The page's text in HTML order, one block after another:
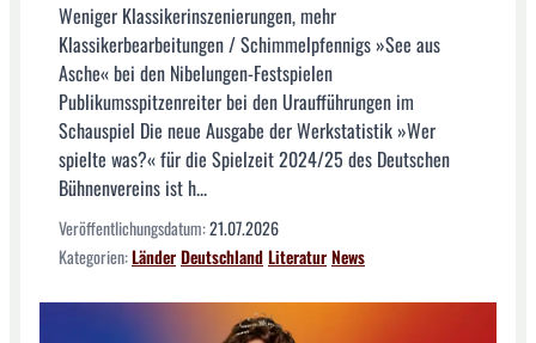
Weniger Klassikerinszenierungen, mehr
Klassikerbearbeitungen / Schimmelpfennigs »See aus
Asche« bei den Nibelungen-Festspielen
Publikumsspitzenreiter bei den Uraufführungen im
Schauspiel Die neue Ausgabe der Werkstatistik »Wer
spielte was?« für die Spielzeit 2024/25 des Deutschen
Bühnenvereins ist h...
Veröffentlichungsdatum:21.07.2026
Kategorien:LänderDeutschlandLiteraturNews